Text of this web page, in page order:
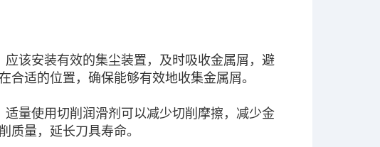
应该安装有效的集尘装置，及时吸收金属屑，避
合适的位置，确保能够有效地收集金属屑。
适量使用切削润滑剂可以减少切削摩擦，减少金
质量，延长刀具寿命。